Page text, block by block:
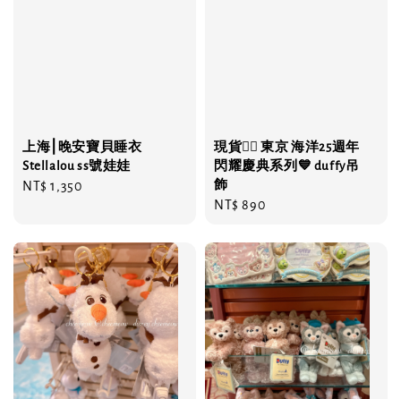
上海⎮晚安寶貝睡衣
Stellalou ss號娃娃
Regular
NT$ 1,350
現貨❤️‍🔥 東京 海洋25週年
閃耀慶典系列💙 duffy吊
飾
Regular
NT$ 890